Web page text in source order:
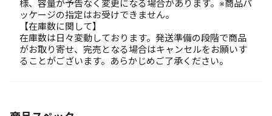
様、容量が予告なく変更になる場合があります。※商品パ
ッケージの指定はお受けできません。
【在庫数に関して】
在庫数は日々変動しております。発送準備の段階で商品
がお取り寄せ、完売となる場合はキャンセルをお願いす
ることがございます。あらかじめご了承ください。